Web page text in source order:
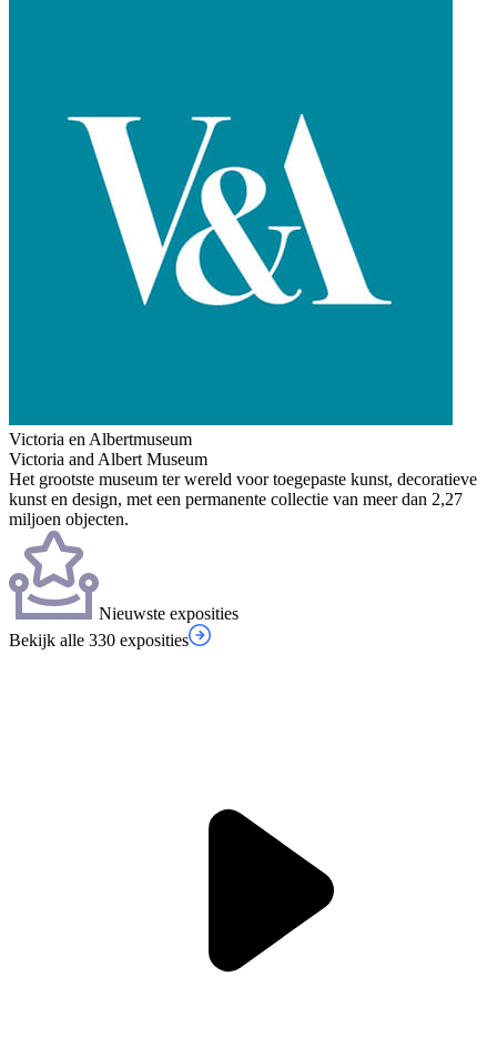
Victoria en Albertmuseum
Victoria and Albert Museum
Het grootste museum ter wereld voor toegepaste kunst, decoratieve
kunst en design, met een permanente collectie van meer dan 2,27
miljoen objecten.
Nieuwste exposities
Bekijk alle 330 exposities